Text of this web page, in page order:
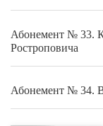
Абонемент № 33.
Ростроповича
Абонемент № 34.